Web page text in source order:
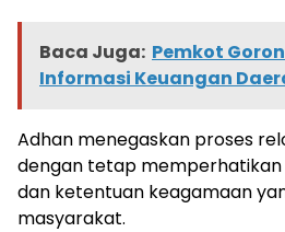
Baca Juga: Pemkot
Informasi Keuangan
Adhan menegaskan proses
dengan tetap memperhatikan
dan ketentuan keagamaan
masyarakat.